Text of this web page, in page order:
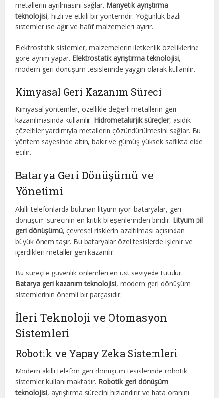
metallerin ayrılmasını sağlar. Manyetik ayrıştırma
teknolojisi, hızlı ve etkili bir yöntemdir. Yoğunluk bazlı
sistemler ise ağır ve hafif malzemeleri ayırır.
Elektrostatik sistemler, malzemelerin iletkenlik özelliklerine
göre ayrım yapar. Elektrostatik ayrıştırma teknolojisi,
modern geri dönüşüm tesislerinde yaygın olarak kullanılır.
Kimyasal Geri Kazanım Süreci
Kimyasal yöntemler, özellikle değerli metallerin geri
kazanılmasında kullanılır. Hidrometalurjik süreçler, asidik
çözeltiler yardımıyla metallerin çözündürülmesini sağlar. Bu
yöntem sayesinde altın, bakır ve gümüş yüksek saflıkta elde
edilir.
Batarya Geri Dönüşümü ve
Yönetimi
Akıllı telefonlarda bulunan lityum iyon bataryalar, geri
dönüşüm sürecinin en kritik bileşenlerinden biridir. Lityum pil
geri dönüşümü, çevresel risklerin azaltılması açısından
büyük önem taşır. Bu bataryalar özel tesislerde işlenir ve
içerdikleri metaller geri kazanılır.
Bu süreçte güvenlik önlemleri en üst seviyede tutulur.
Batarya geri kazanım teknolojisi, modern geri dönüşüm
sistemlerinin önemli bir parçasıdır.
İleri Teknoloji ve Otomasyon
Sistemleri
Robotik ve Yapay Zeka Sistemleri
Modern akıllı telefon geri dönüşüm tesislerinde robotik
sistemler kullanılmaktadır. Robotik geri dönüşüm
teknolojisi, ayrıştırma sürecini hızlandırır ve hata oranını